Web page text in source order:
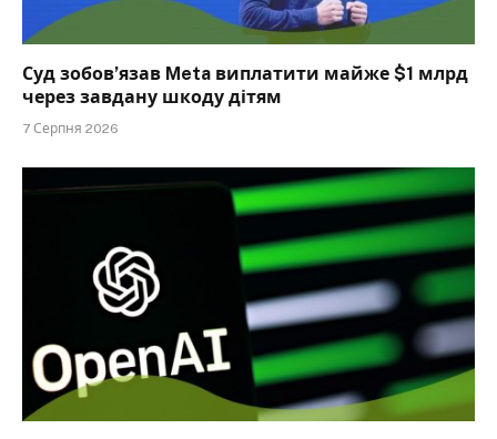
Суд зобов’язав Meta виплатити майже $1 млрд
через завдану шкоду дітям
7 Серпня 2026